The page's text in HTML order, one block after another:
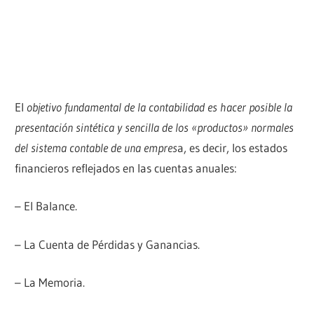
El objetivo fundamental de la contabilidad es hacer posible la
presentación sintética y sencilla de los «productos» normales
del sistema contable de una empresa, es decir, los estados
financieros reflejados en las cuentas anuales:
– El Balance.
– La Cuenta de Pérdidas y Ganancias.
– La Memoria.